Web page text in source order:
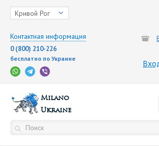
Кривой Рог
Контактная информация
0 (800) 210-226
бесплатно по Украине
Milano
Ukraine